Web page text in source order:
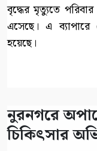
বৃদ্ধের মৃত্যুতে
এসেছে। এ
হয়েছে।
নুরনগরে
চিকিৎসার